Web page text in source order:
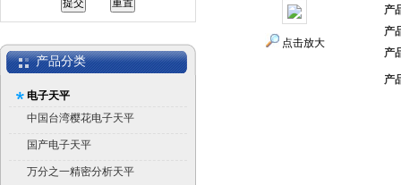
产品分类
电子天平
中国台湾樱花电子天平
国产电子天平
万分之一精密分析天平
点击放大
产
产
产
产